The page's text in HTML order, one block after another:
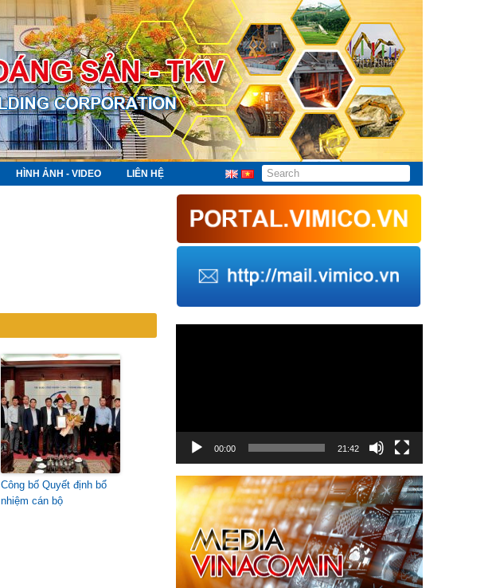
HÌNH ẢNH - VIDEO LIÊN HỆ
Công bố Quyết định bổ
nhiệm cán bộ
00:00 21:42